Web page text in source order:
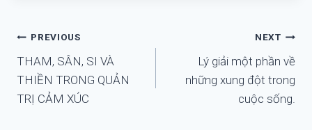
Điều
hướng
bài
PREVIOUS
THAM, SÂN, SI VÀ
THIỀN TRONG QUẢN
TRỊ CẢM XÚC
NEXT
Lý giải một phần về
những xung đột trong
cuộc sống.